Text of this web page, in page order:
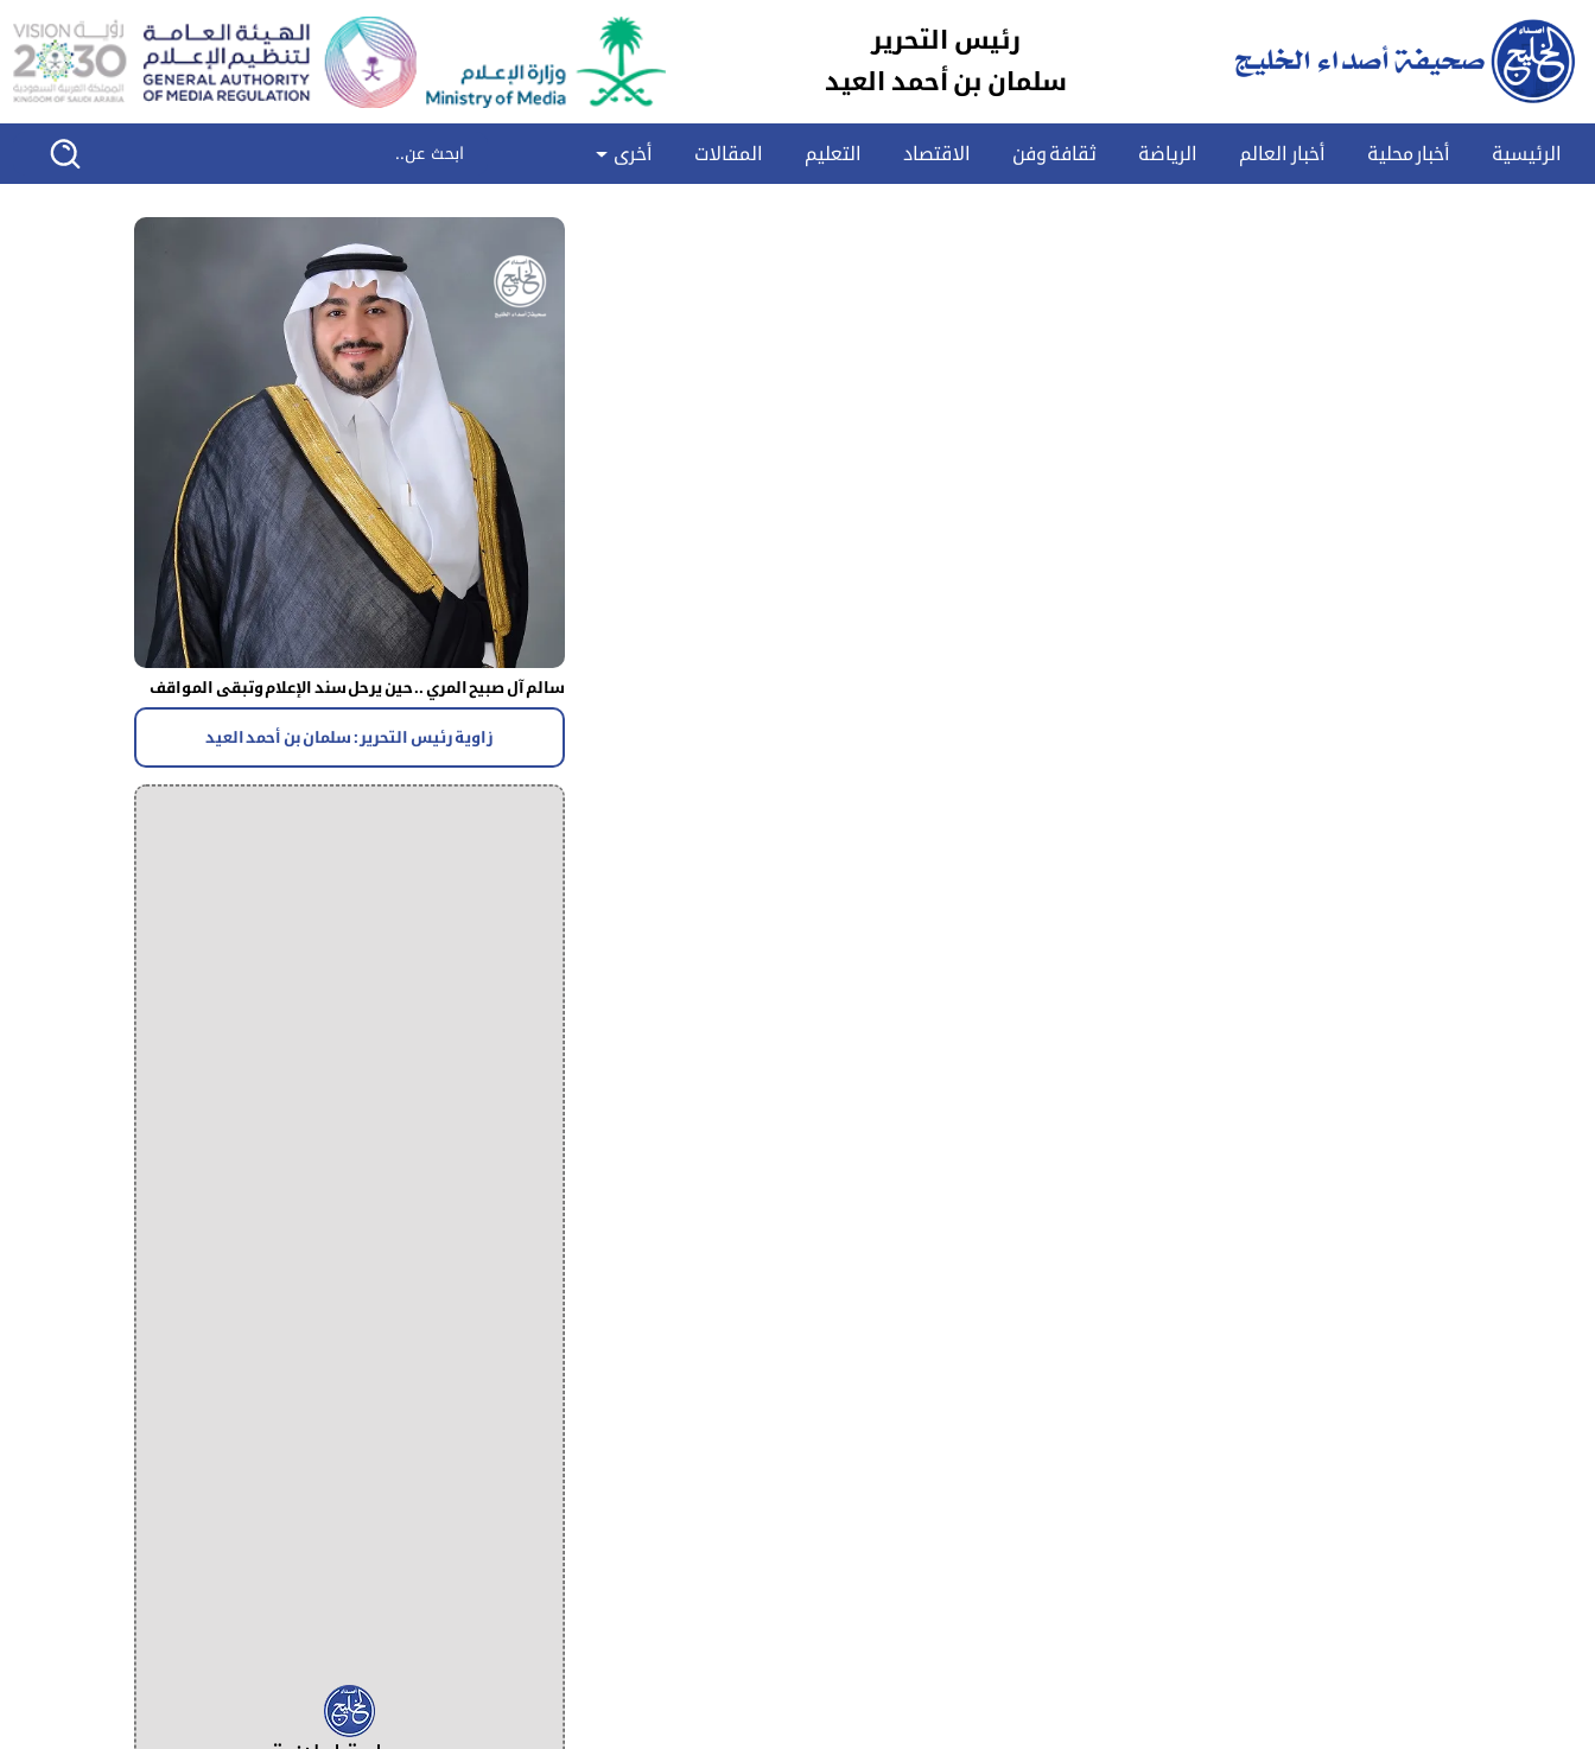
رئيس التحرير
سلمان بن أحمد العيد
الرئيسية أخبار محلية أخبار العالم الرياضة ثقافة وفن الاقتصاد التعليم المقالات أخرى
سالم آل صبيح المري .. حين يرحل سند الإعلام وتبقى المواقف
زاوية رئيس التحرير : سلمان بن أحمد العيد